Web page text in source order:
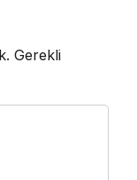
Gerekli